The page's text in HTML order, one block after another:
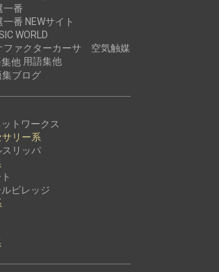
一番
一番 NEWサイト
WORLD
ファクターカーサ 空気触媒
用語集他
集ブログ
トワークス
リー系
リッパ
ビレッジ